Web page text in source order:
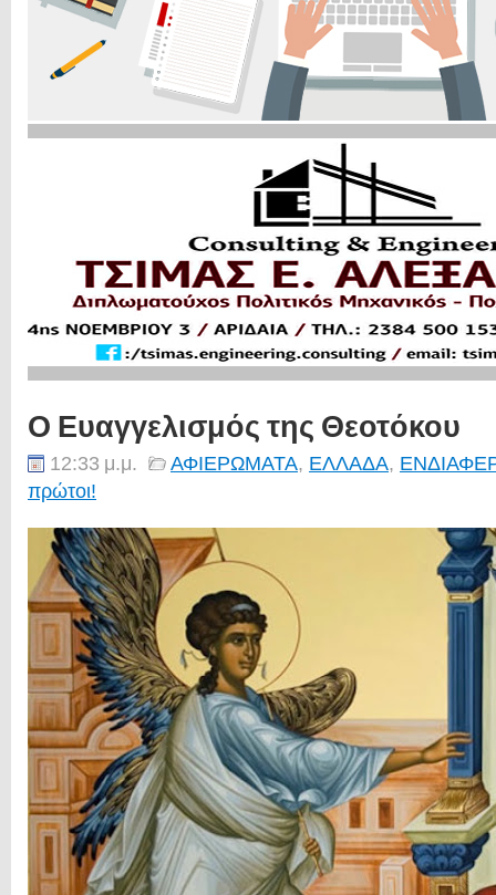
Ο Ευαγγελισμός της Θεοτόκου
12:33 μ.μ. ΑΦΙΕΡΩΜΑΤΑ, ΕΛΛΑΔΑ,
πρώτοι!